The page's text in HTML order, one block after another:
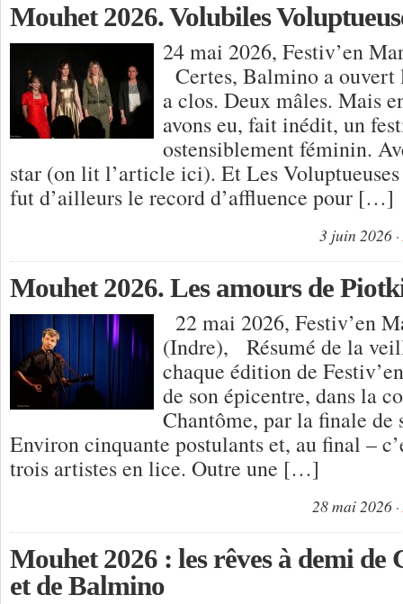
Mouhet 2026. Volubiles
24 mai 2026, Festiv’en
Certes, Balmino a ouvert
a clos. Deux mâles. Mais
avons eu, fait inédit, un
ostensiblement féminin.
star (on lit l’article ici). Et Les
fut d’ailleurs le record d’affluence pour […]
3 juin 2026
Mouhet 2026. Les amours de
22 mai 2026, Festiv’en
(Indre), Résumé de la
chaque édition de
de son épicentre, dans la
Chantôme, par la finale de
Environ cinquante postulants et, au final –
trois artistes en lice. Outre une […]
28 mai 2026
Mouhet 2026 : les rêves à demi de
et de Balmino